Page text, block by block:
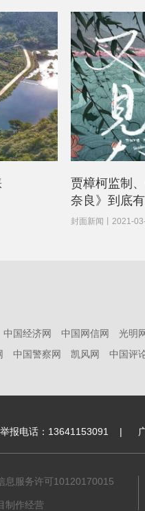
贾樟柯监制
奈良》到底
封面新闻 2021-
中国经济网 中国网信网 光明
中国警察网 凯风网 中国评
举报电话：13641153091 |
息服务许可10120170015
制作经营